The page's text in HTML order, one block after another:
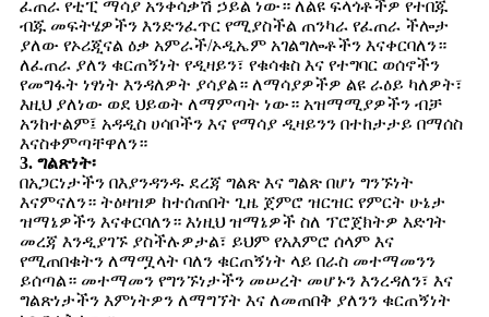
ፈጠራ የቲፒ ማሳያ አንቀሳቃሽ ኃይል ነው። ለልዩ ፍላጎቶችዎ የተበጁ
ብጁ መፍትሄዎችን እንድንፈጥር የሚያስችል ጠንካራ የፈጠራ ችሎታ
ያለው የኦሪጂናል ዕቃ አምራች/ኦዲኤም አገልግሎቶችን እናቀርባለን።
ለፈጠራ ያለን ቁርጠኝነት የዲዛይን፣ የቁሳቁስ እና የተግባር ወሰኖችን
የመግፋት ነፃነት እንዳለዎት ያሳያል። ለማሳያዎችዎ ልዩ ራዕይ ካለዎት፣
እዚህ ያለነው ወደ ህይወት ለማምጣት ነው። አዝማሚያዎችን ብቻ
አንከተልም፤ አዳዲስ ሀሳቦችን እና የማሳያ ዲዛይንን በተከታታይ በማሰስ
እናስቀምጣቸዋለን።
3. ግልጽነት፡
በአጋርነታችን በእያንዳንዱ ደረጃ ግልጽ እና ግልጽ በሆነ ግንኙነት
እናምናለን። ትዕዛዝዎ ከተሰጠበት ጊዜ ጀምሮ ዝርዝር የምርት ሁኔታ
ዝማኔዎችን እናቀርባለን። እነዚህ ዝማኔዎች ስለ ፕሮጀክትዎ እድገት
መረጃ እንዲያገኙ ያስችሉዎታል፣ ይህም የአእምሮ ሰላም እና
የሚጠበቁትን ለማሟላት ባለን ቁርጠኝነት ላይ በራስ መተማመንን
ይሰጣል። መተማመን የግንኙነታችን መሠረት መሆኑን እንረዳለን፣ እና
ግልጽነታችን እምነትዎን ለማግኘት እና ለመጠበቅ ያለንን ቁርጠኝነት